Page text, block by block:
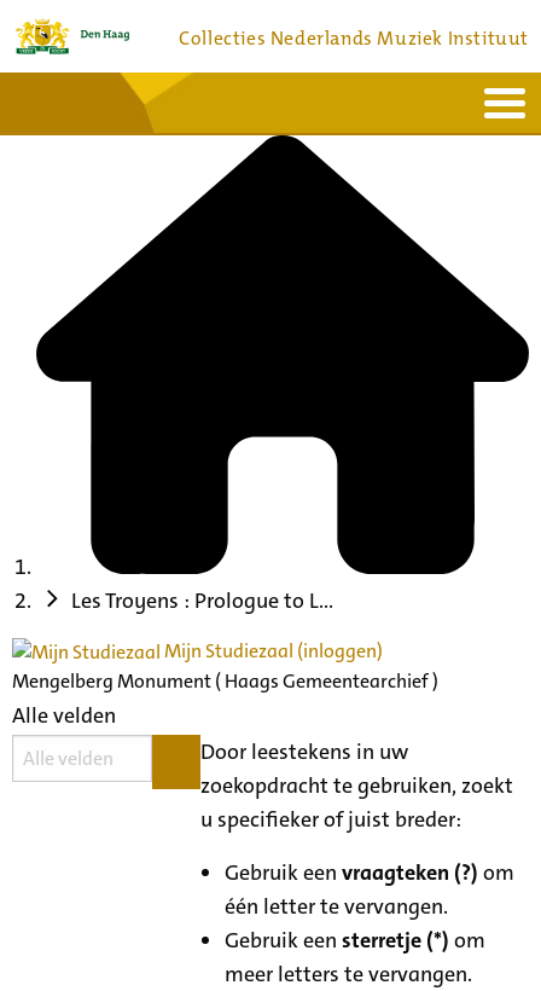
Collecties Nederlands Muziek Instituut
Bronnen en collecties
Les Troyens : Prologue to L...
Mijn Studiezaal (inloggen)
Mengelberg Monument ( Haags Gemeentearchief )
Alle velden
Door leestekens in uw
zoekopdracht te gebruiken, zoekt
u specifieker of juist breder:
Gebruik eenvraagteken (?) om
één letter te vervangen.
Gebruik eensterretje (*) om
meer letters te vervangen.